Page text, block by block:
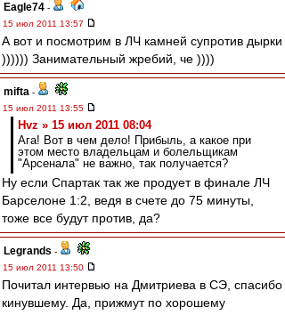
Eagle74 -
15 июл 2011 13:57
А вот и посмотрим в ЛЧ камней супротив дырки
)))))) Занимательный жребий, че ))))
mifta -
15 июл 2011 13:55
Hvz » 15 июл 2011 08:04
Ага! Вот в чем дело! Прибыль, а какое при
этом место владельцам и болельщикам
"Арсенала" не важно, так получается?
Ну если Спартак так же продует в финале ЛЧ
Барселоне 1:2, ведя в счете до 75 минуты,
тоже все будут против, да?
Legrands -
15 июл 2011 13:50
Почитал интервью на Дмитриева в СЭ, спасибо
кинувшему. Да, прижмут по хорошему